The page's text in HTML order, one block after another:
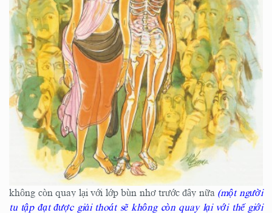
không còn quay lại với lớp bùn nhơ trước đây nữa (một người
tu tập đạt được giải thoát sẽ không còn quay lại với thế giới